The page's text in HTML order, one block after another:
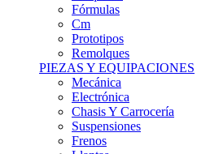
Cm
Prototipos
Remolques
PIEZAS Y EQUIPACIONES
Mecánica
Electrónica
Chasis Y Carrocería
Suspensiones
Frenos
Llantas
Neumáticos